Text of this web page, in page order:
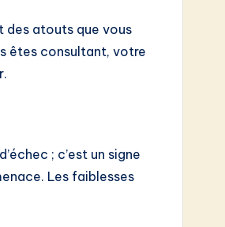
des atouts que vous
êtes consultant, votre
; c’est un signe
Les faiblesses